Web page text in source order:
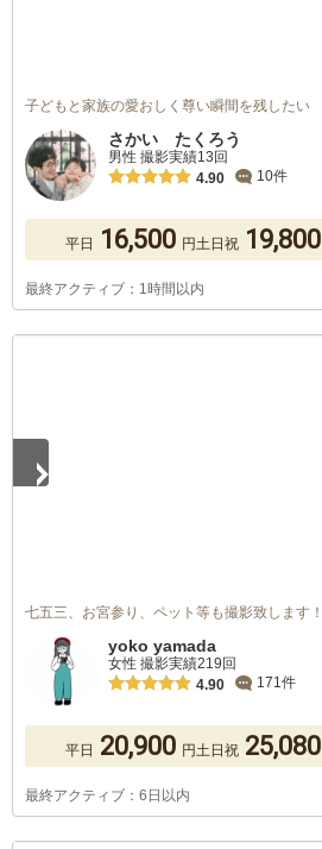
子どもと家族の愛おしく尊い瞬間を残したい
さかい たくろう
男性 撮影実績13回
4.90
10件
平日 16,500 円土日祝 19,800
最終アクティブ：1時間以内
七五三、お宮参り、ペット等も撮影致します！
yoko yamada
女性 撮影実績219回
4.90
171件
平日 20,900 円土日祝 25,080
最終アクティブ：6日以内